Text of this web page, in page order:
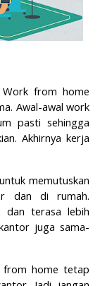
from home
Awal-awal work
pasti sehingga
Akhirnya kerja
memutuskan
dan di rumah.
dan terasa lebih
juga sama-
from home tetap